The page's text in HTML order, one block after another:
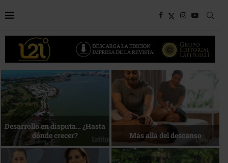
Bottega, un viaje servido a la
mesa
Energía que Impulsa la
competitividad